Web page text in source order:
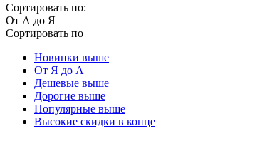
Сортировать по:
От А до Я
Сортировать по
Новинки выше
От Я до А
Дешевые выше
Дорогие выше
Популярные выше
Высокие скидки в конце